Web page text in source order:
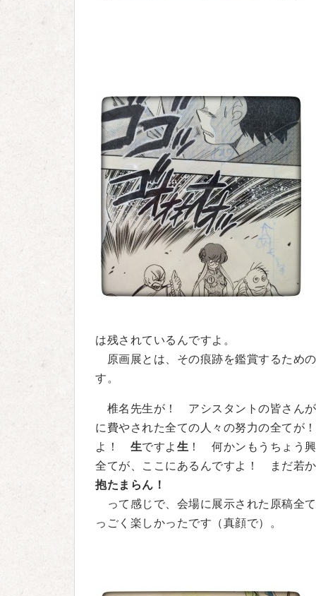
は残されているんですよ。
原画展とは、その痕跡を鑑賞するため
す。
椎名先生が！ アシスタントの皆さん
に費やされた全ての人々の努力の全て
よ！ 生ですよ 生 ！ 何かンもうちょう
全てが、ここにあるんですよ！ まだ若
抱たまらん！
って感じで、会場に展示された原稿全
っごく楽しかったです（真顔で）。